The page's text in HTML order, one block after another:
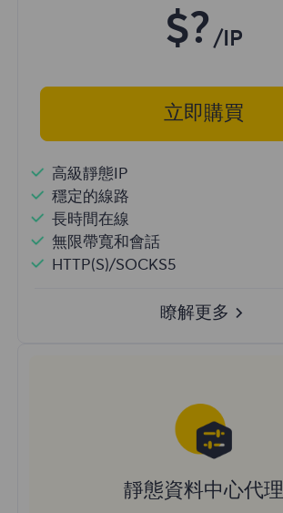
$? /IP
立即購買
高級靜態IP
穩定的線路
長時間在線
無限帶寬和會話
HTTP(S)/SOCKS5
瞭解更多
靜態資料中心代理